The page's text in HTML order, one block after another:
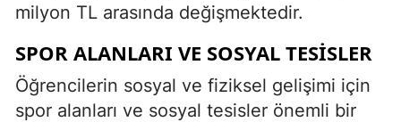
milyon TL arasında değişmektedir.
SPOR ALANLARI VE SOSYAL TESISLER
Öğrencilerin sosyal ve fiziksel gelişimi için
spor alanları ve sosyal tesisler önemli bir